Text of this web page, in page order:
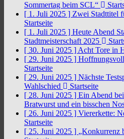
Sommertag beim SCL“
[ 1. Juli 2025 ] Zwei Stadttitel
Startseite
[ 1. Juli 2025 ] Heute Abend
Stadtmeisterschaft 2025
[ 30. Juni 2025 ] Acht Tore in
[ 29. Juni 2025 ]
Startseite
[ 29. Juni 2025 ] Nächste
Wahlschied
Startseite
[ 28. Juni 2025 ] Ein Abend
Bratwurst und ein bisschen
[ 26. Juni 2025 ] Viererkette:
Startseite
[ 25. Juni 2025 ] „Konkurrenz